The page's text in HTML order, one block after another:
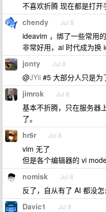
不喜欢折腾 现在都是打
chendy Jul 8
ideavim ，绑了一些常用
非常好用，ai 时代成为换
jonty Jul 8
@JYii #5 大部分人只是为
jimrok Jul 8
基本不折腾，只在服务器
了。
hr6r Jul 8
vim 无了
但是各个编辑器的 vi
nomisk Jul 8
反了，自从有了 AI 都没
Davic1 Jul 8